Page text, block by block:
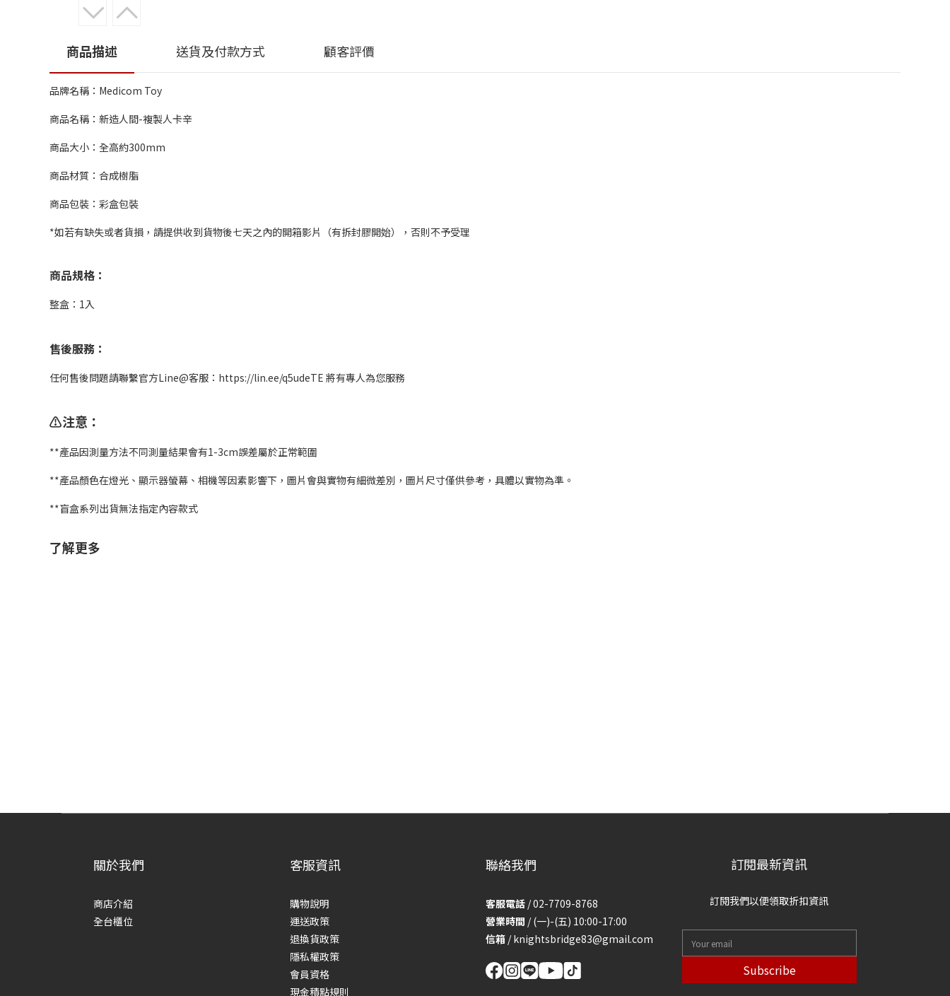
商品描述 送貨及付款方式 顧客評價
品牌名稱：Medicom Toy
商品名稱：新造人間-複製人卡辛
商品大小：全高約300mm
商品材質：合成樹脂
商品包裝：彩盒包裝
*如若有缺失或者貨損，請提供收到貨物後七天之內的開箱影片（有拆封膠開始），否則不予受理
商品規格：
整盒：1入
售後服務：
任何售後問題請聯繫官方Line@客服：https://lin.ee/q5udeTE 將有專人為您服務
⚠️注意：
**產品因測量方法不同測量結果會有1-3cm誤差屬於正常範圍
**產品顏色在燈光、顯示器螢幕、相機等因素影響下，圖片會與實物有細微差別，圖片尺寸僅供參考，具體以實物為準。
**盲盒系列出貨無法指定內容款式
了解更多
關於我們
商店介紹
全台櫃位
客服資訊
購物說明
運送政策
退換貨政策
隱私權政策
會員資格
現金積點規則
聯絡我們
客服電話 / 02-7709-8768
營業時間 / (一)-(五) 10:00-17:00
信箱 /knightsbridge83@gmail.com
訂閱最新資訊
訂閱我們以便領取折扣資訊
Subscribe